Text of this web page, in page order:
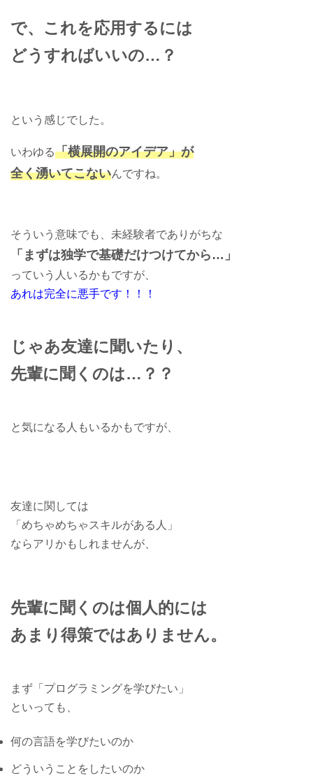
で、これを応用するには
どうすればいいの…？
という感じでした。
いわゆる「横展開のアイデア」が
全く湧いてこないんですね。
そういう意味でも、未経験者でありがちな
「まずは独学で基礎だけつけてから…」
っていう人いるかもですが、
あれは完全に悪手です！！！
じゃあ友達に聞いたり、
先輩に聞くのは…？？
と気になる人もいるかもですが、
友達に関しては
「めちゃめちゃスキルがある人」
ならアリかもしれませんが、
先輩に聞くのは個人的には
あまり得策ではありません。
まず「プログラミングを学びたい」
といっても、
何の言語を学びたいのか
どういうことをしたいのか